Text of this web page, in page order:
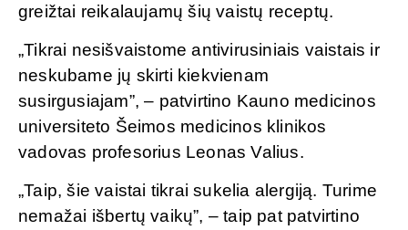
greižtai reikalaujamų šių vaistų receptų.
„Tikrai nesišvaistome antivirusiniais vaistais ir
neskubame jų skirti kiekvienam
susirgusiajam”, – patvirtino Kauno medicinos
universiteto Šeimos medicinos klinikos
vadovas profesorius Leonas Valius.
„Taip, šie vaistai tikrai sukelia alergiją. Turime
nemažai išbertų vaikų”, – taip pat patvirtino